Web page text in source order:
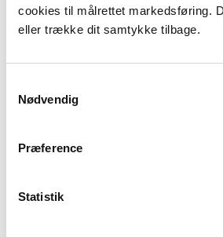
cookies til målrettet markedsføring.
eller trække dit samtykke tilbage.
Nødvendig
Præference
Statistik
I denne strategistrækning
oversvømmelsesrisikoen fra
med risiko i forhold til
Der er for oversvømmelse
til høj risiko på langt sigt.
Der er for erosion beregnet